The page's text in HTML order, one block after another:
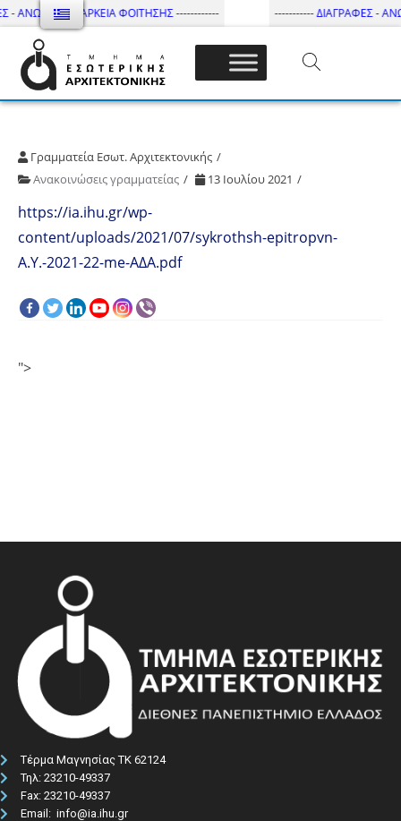
ΑΝΩΤΑΤΗ ΔΙΑΡΚΕΙΑ ΦΟΙΤΗΣΗΣ ------------ ----------- ΔΙΑΓΡΑΦΕΣ -
Τμήμα Εσωτ. Αρχιτεκτονικής – ΔΙ.ΠΑ.Ε
Γραμματεία Εσωτ. Αρχιτεκτονικής
Ανακοινώσεις γραμματείας
13 Ιουλίου 2021
https://ia.ihu.gr/wp-
content/uploads/2021/07/sykrothsh-epitropvn-
A.Y.-2021-22-me-ΑΔΑ.pdf
">
Τέρμα Μαγνησίας ΤΚ 62124
Τηλ: 23210-49337​
Fax: 23210-49337
Email: info@ia.ihu.gr